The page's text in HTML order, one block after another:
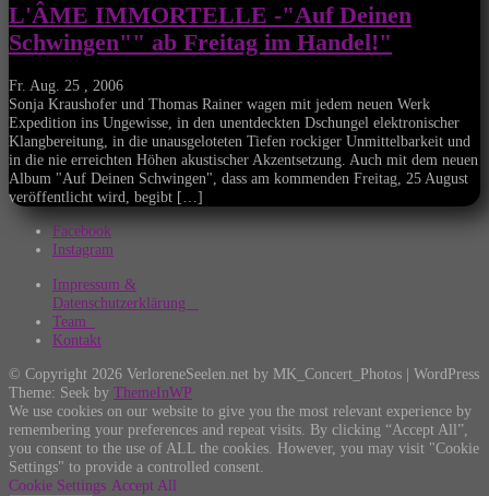
L'ÂME IMMORTELLE -"Auf Deinen
Schwingen"" ab Freitag im Handel!"
Fr. Aug. 25 , 2006
Sonja Kraushofer und Thomas Rainer wagen mit jedem neuen Werk
Expedition ins Ungewisse, in den unentdeckten Dschungel elektronischer
Klangbereitung, in die unausgeloteten Tiefen rockiger Unmittelbarkeit und
in die nie erreichten Höhen akustischer Akzentsetzung. Auch mit dem neuen
Album "Auf Deinen Schwingen", dass am kommenden Freitag, 25 August
veröffentlicht wird, begibt […]
Facebook
Instagram
Impressum &
Datenschutzerklärung
Team
Kontakt
© Copyright 2026 VerloreneSeelen.net by MK_Concert_Photos | WordPress
Theme: Seek by ThemeInWP
We use cookies on our website to give you the most relevant experience by
remembering your preferences and repeat visits. By clicking “Accept All”,
you consent to the use of ALL the cookies. However, you may visit "Cookie
Settings" to provide a controlled consent.
Cookie Settings Accept All